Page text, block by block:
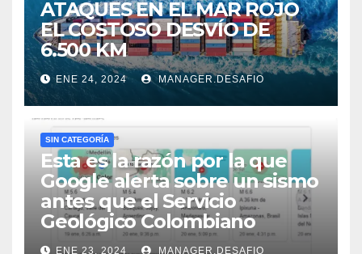
ATAQUES EN EL MAR ROJO
EL COSTOSO DESVÍO DE
6.500 KM
ENE 24, 2024 MANAGER.DESAFIO
SIN CATEGORÍA
Esta es la razón por la que
Google alerta sobre un sismo
antes que el Servicio
Geológico Colombiano
ENE 23, 2024 MANAGER.DESAFIO